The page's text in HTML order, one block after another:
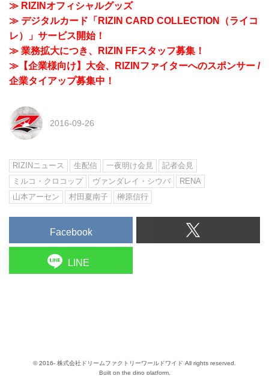
≫ RIZINオフィシャルグッズ
≫ デジタルカード「RIZIN CARD COLLECTION（ライコ
レ）」サービス開始！
≫ 業務拡大につき、RIZIN FFスタッフ募集！
≫【企業様向け】大会、RIZINファイターへのスポンサー /
企業タイアップ募集中！
2016-09-26
RIZINニュース 生配信 一夜明け会見
記者会見
ミルコ・クロコップ
ヴァンダレイ・シウバ
RENA
山本アーセン
村田夏南子 榊原信行
Facebook
LINE
© 2016- 株式会社ドリームファクトリーワールドワイド All rights reserved.
Built on the dino platform.